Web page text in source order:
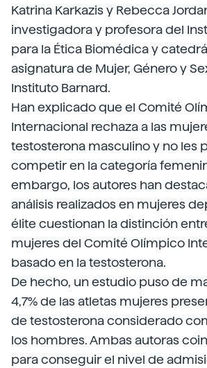
Katrina Karkazis y Rebecca
investigadora y profesora del
para la Ética Biomédica y
asignatura de Mujer, Género y
Instituto Barnard.
Han explicado que el Comité
Internacional rechaza a las
testosterona masculino y no les
competir en la categoría
embargo, los autores han
análisis realizados en mujeres
élite cuestionan la distinción
mujeres del Comité Olímpico
basado en la testosterona.
De hecho, un estudio puso de
4,7% de las atletas mujeres
de testosterona considerado
los hombres. Ambas autoras
para conseguir el nivel de